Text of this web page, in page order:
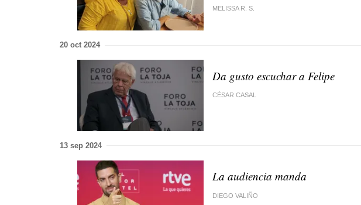
MELISSA R. S.
20 oct 2024
Da gusto escuchar a Felipe
CÉSAR CASAL
13 sep 2024
La audiencia manda
DIEGO VALIÑO